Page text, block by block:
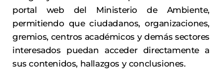
portal web del Ministerio de Ambiente,
permitiendo que ciudadanos, organizaciones,
gremios, centros académicos y demás sectores
interesados puedan acceder directamente a
sus contenidos, hallazgos y conclusiones.